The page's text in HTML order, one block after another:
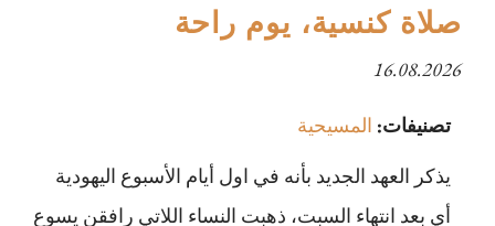
صلاة كنسية، يوم راحة
16.08.2026
تصنيفات: المسيحية
يذكر العهد الجديد بأنه في اول أيام الأسبوع اليهودية
أي بعد انتهاء السبت، ذهبت النساء اللاتي رافقن يسوع